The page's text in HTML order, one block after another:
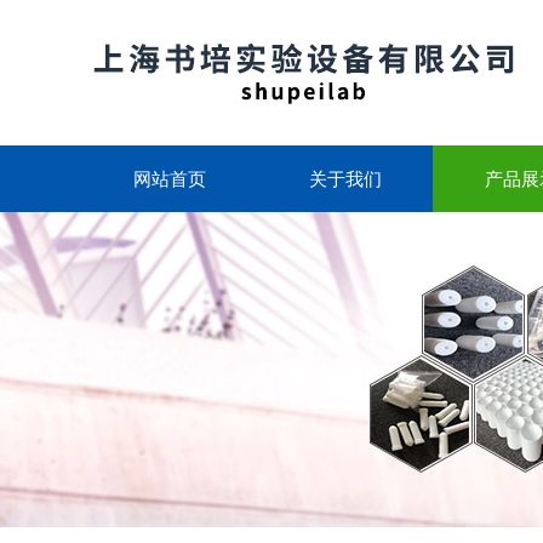
网站首页 关于我们 产品